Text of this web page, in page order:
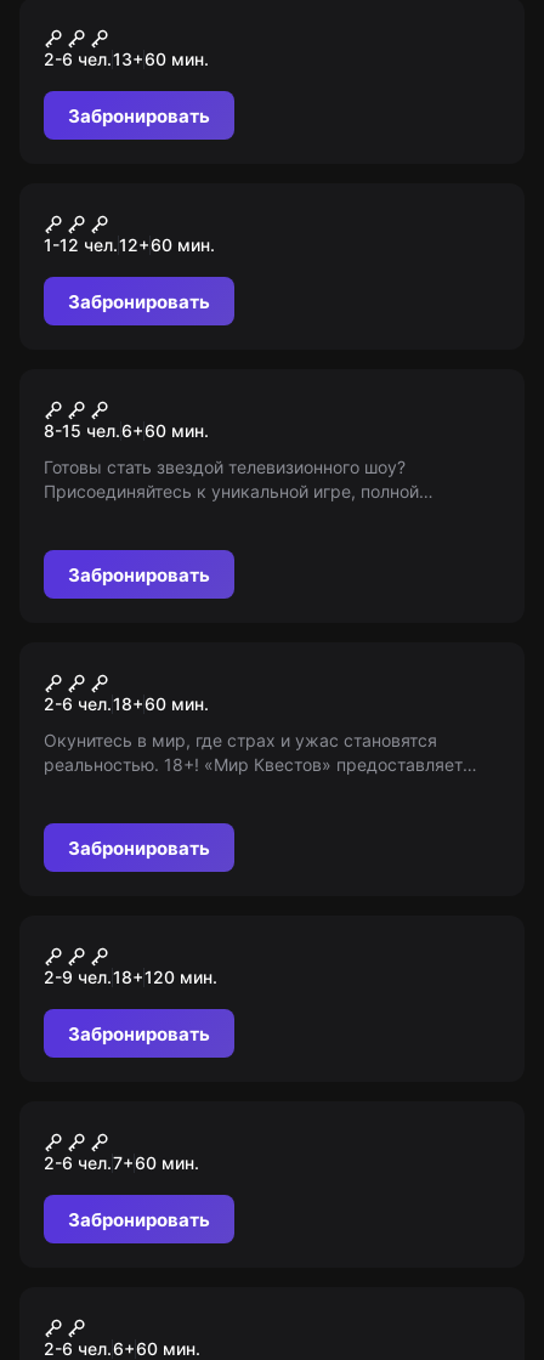
Silent Hill
2-6 чел.13+60 мин.
Забронировать
Safe Night
1-12 чел.12+60 мин.
Забронировать
Showtime
8-15 чел.6+60 мин.
Готовы стать звездой телевизионного шоу?
Присоединяйтесь к уникальной игре, полной
Забронировать
Астрал. Другое измерение
2-6 чел.18+60 мин.
Окунитесь в мир, где страх и ужас становятся
реальностью. 18+! «Мир Квестов» предоставляет
Забронировать
Квиз, плиз!
2-9 чел.18+120 мин.
Забронировать
Индиана Джонс. Проклятие
пирамиды
2-6 чел.7+60 мин.
Забронировать
Гринч
2-6 чел.6+60 мин.